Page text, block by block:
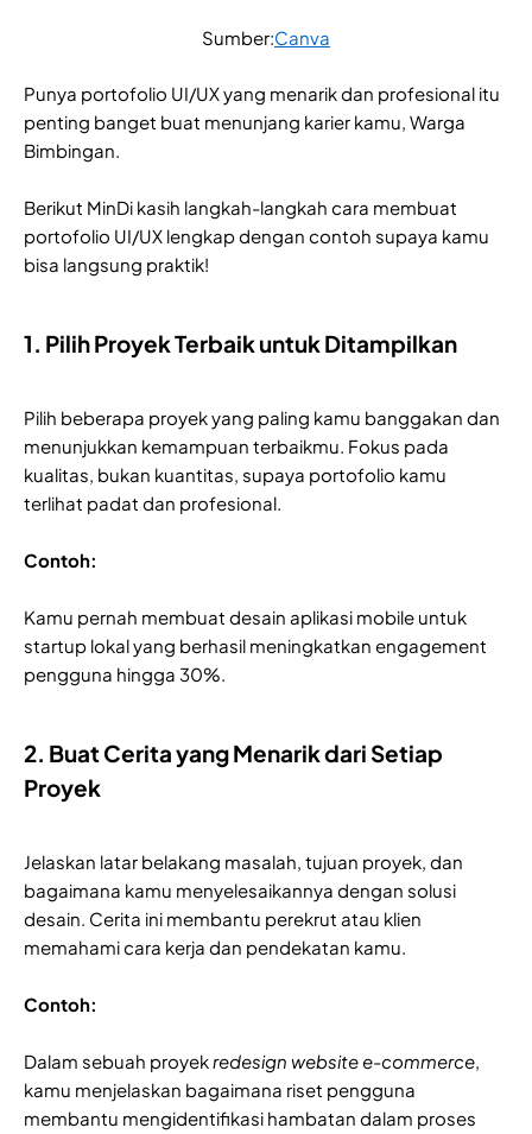
Sumber:Canva
Punya portofolio UI/UX yang menarik dan profesional itu
penting banget buat menunjang karier kamu, Warga
Bimbingan.
Berikut MinDi kasih langkah-langkah cara membuat
portofolio UI/UX lengkap dengan contoh supaya kamu
bisa langsung praktik!
1. Pilih Proyek Terbaik untuk Ditampilkan
Pilih beberapa proyek yang paling kamu banggakan dan
menunjukkan kemampuan terbaikmu. Fokus pada
kualitas, bukan kuantitas, supaya portofolio kamu
terlihat padat dan profesional.
Contoh:
Kamu pernah membuat desain aplikasi mobile untuk
startup lokal yang berhasil meningkatkan engagement
pengguna hingga 30%.
2. Buat Cerita yang Menarik dari Setiap
Proyek
Jelaskan latar belakang masalah, tujuan proyek, dan
bagaimana kamu menyelesaikannya dengan solusi
desain. Cerita ini membantu perekrut atau klien
memahami cara kerja dan pendekatan kamu.
Contoh:
Dalam sebuah proyekredesign website e-commerce,
kamu menjelaskan bagaimana riset pengguna
membantu mengidentifikasi hambatan dalam proses